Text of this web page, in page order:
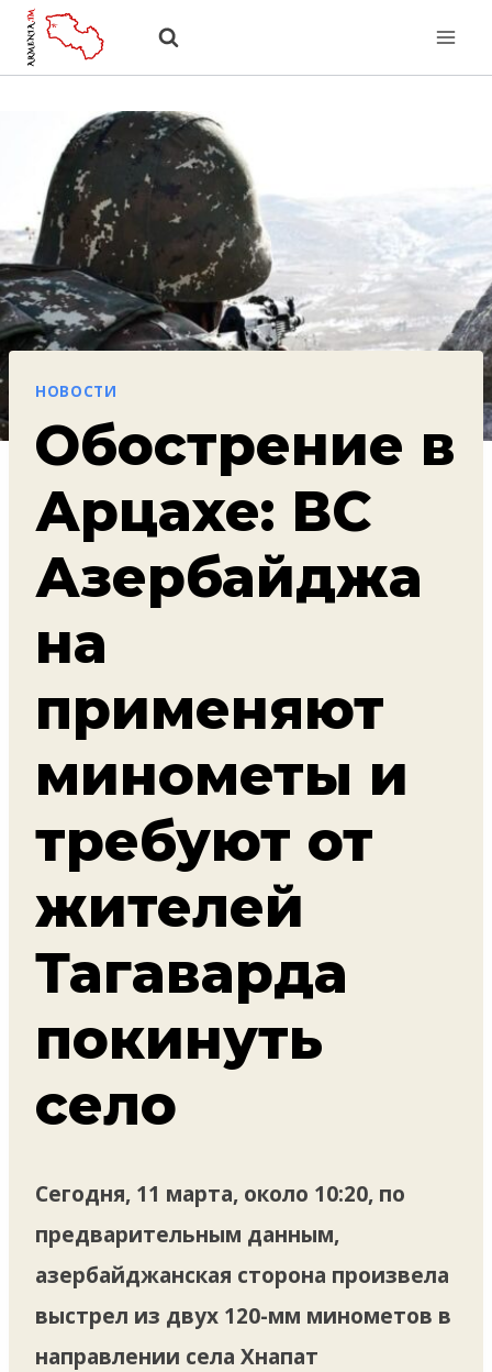
Перейти
НОВОСТИ
Обострение в
Арцахе: ВС
Азербайджа
на
применяют
минометы и
требуют от
жителей
Тагаварда
покинуть
село
Сегодня, 11 марта, около 10:20, по
предварительным данным,
азербайджанская сторона произвела
выстрел из двух 120-мм минометов в
направлении села Хнапат